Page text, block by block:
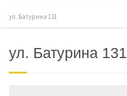
ул. Батурина 131
ул. Батурина 131